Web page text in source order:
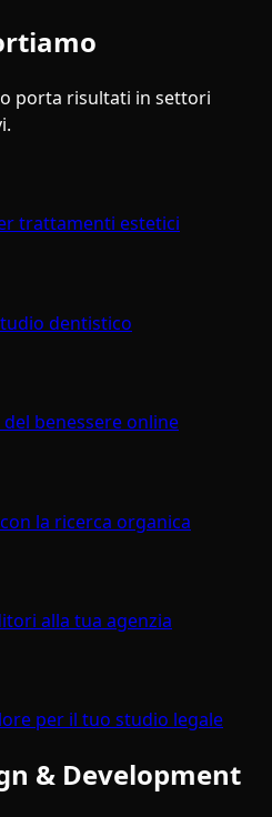
porta risultati in settori
trattamenti estetici
dentistico
benessere online
la ricerca organica
alla tua agenzia
per il tuo studio legale
& Development